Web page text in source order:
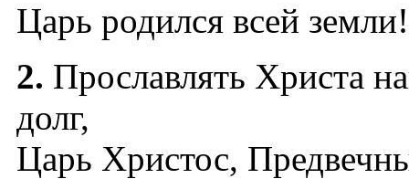
Царь родился всей земли!
2. Прославлять Христа
долг,
Царь Христос,